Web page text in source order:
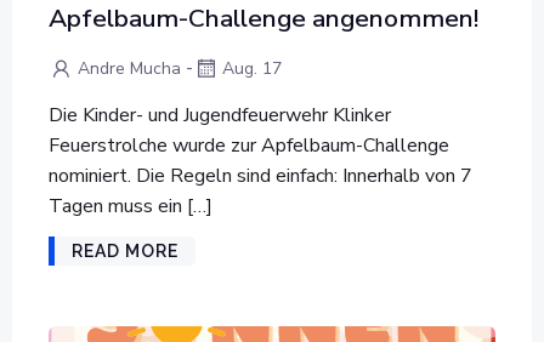
Apfelbaum-Challenge angenommen!
Andre Mucha - Aug. 17
Die Kinder- und Jugendfeuerwehr Klinker
Feuerstrolche wurde zur Apfelbaum-Challenge
nominiert. Die Regeln sind einfach: Innerhalb von 7
Tagen muss ein […]
READ MORE